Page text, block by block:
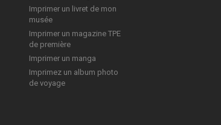
Imprimer un livret de mon
musée
Imprimer un magazine TPE
de première
Imprimer un manga
Imprimez un album photo
de voyage